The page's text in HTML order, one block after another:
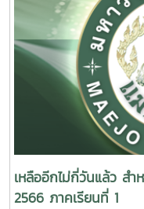
ณ คณะวิทยาศาสตร์ มห
ประชุมผู้บริหาร อาคารจุ
แม่โจ้ผู้รับการสัมภาษณ์
ปริญญาโท2. ผู้ช่วยศาส
ปริญญาเอก3. อาจารย์
ศิษย์ปัจจุบัน1. นางสาวศ
โท2. นางสาวหนึ่งหทัย
คุณริมฤทัย พุทธวงค์ : ป
ทิพพา พิญญาพงษ์ : ปริญ
นาวาโท น.พ.ประพนธ์ จ
เหลืออีกไม่กี่วันแล้ว ส
2566 ภาคเรียนที่ 1